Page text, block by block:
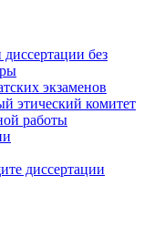
без
экзаменов
этический комитет
работы
диссертации